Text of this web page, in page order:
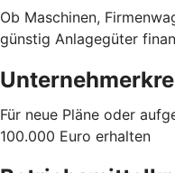
Ob Maschinen,
günstig Anlagegüter
Für neue Pläne oder
100.000 Euro erhalten